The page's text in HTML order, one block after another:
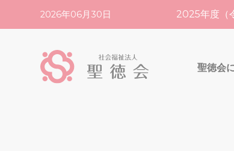
2026年06月30日 2025年度（
聖徳会